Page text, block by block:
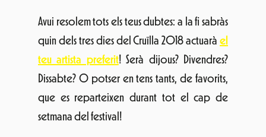
Avui resolem tots els teus dubtes: a la fi sabràs
quin dels tres dies del Cruïlla 2018 actuarà el
teu artista preferit! Serà dijous? Divendres?
Dissabte? O potser en tens tants, de favorits,
que es reparteixen durant tot el cap de
setmana del festival!